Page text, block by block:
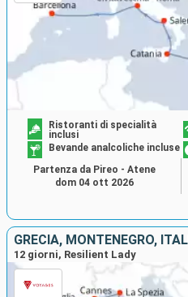
Ristoranti di specialità
inclusi
Bevande analcoliche incluse
Partenza da Pireo - Atene
dom 04 ott 2026
GRECIA, MONTENEGRO,
12 giorni, Resilient Lady